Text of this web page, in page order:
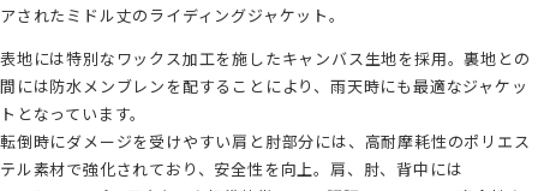
アされたミドル丈のライディングジャケット。
表地には特別なワックス加工を施したキャンバス生地を採用。裏地との
間には防水メンブレンを配することにより、雨天時にも最適なジャケッ
トとなっています。
転倒時にダメージを受けやすい肩と肘部分には、高耐摩耗性のポリエス
テル素材で強化されており、安全性を向上。肩、肘、背中には